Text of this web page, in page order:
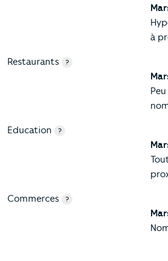
à
Restaurants ?
Peu
Education ?
Commerces ?